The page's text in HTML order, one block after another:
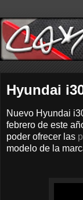
Hyundai
Nuevo Hyundai
febrero de este
poder ofrecer las
modelo de la